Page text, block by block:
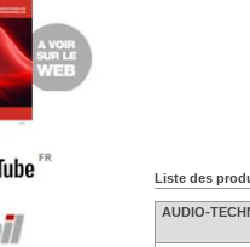
Liste des
AUDIO-